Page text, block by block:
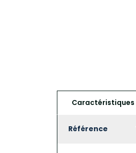
Caractéristiques
Référence